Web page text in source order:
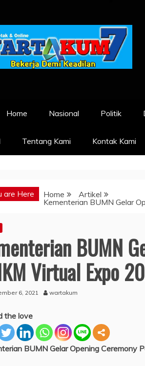
Home Nasional Politik
Tentang Kami Kontak Kami
are Here Home
Artikel
Kementerian BUMN Gelar
BUMN
Virtual Expo
6, 2021 wartakum
the love
BUMN Gelar Opening Ceremony